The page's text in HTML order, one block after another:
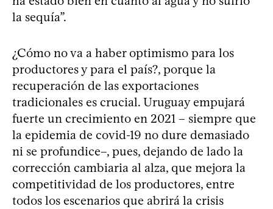
la sequía”.
¿Cómo no va a haber optimismo para los
productores y para el país?, porque la
recuperación de las exportaciones
tradicionales es crucial. Uruguay empujará
fuerte un crecimiento en 2021 – siempre que
la epidemia de covid-19 no dure demasiado
ni se profundice–, pues, dejando de lado la
corrección cambiaria al alza, que mejora la
competitividad de los productores, entre
todos los escenarios que abrirá la crisis